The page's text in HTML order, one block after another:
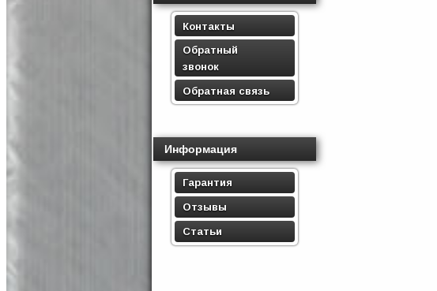
Контакты
Обратный
звонок
Обратная связь
Информация
Гарантия
Отзывы
Статьи